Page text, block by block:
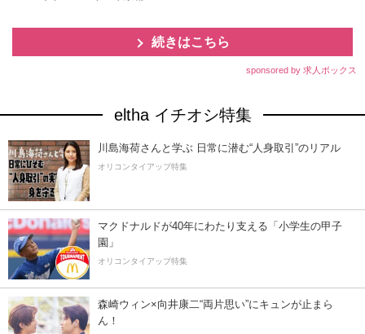
続きはこちら
sponsored by 求人ボックス
eltha イチオシ特集
川島海荷さんと学ぶ 日常に潜む“人身取引”のリアル
オリコンタイアップ特集
マクドナルドが40年にわたり支える「小学生の甲子
園」
オリコンタイアップ特集
森崎ウィン×向井康二“両片思い”にキュンが止まら
ん！